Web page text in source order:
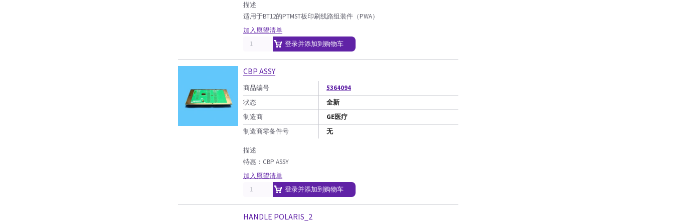
描述
适用于BT12的PTMST板印刷线路组装件（PWA）
加入愿望清单
登录并添加到购物车
CBP ASSY
商品编号
5364094
状态
全新
制造商
GE医疗
制造商零备件号
无
描述
特惠：CBP ASSY
加入愿望清单
登录并添加到购物车
HANDLE POLARIS_2